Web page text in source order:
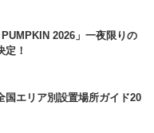
2026」一夜限りの
！
国エリア別設置場所ガイド20